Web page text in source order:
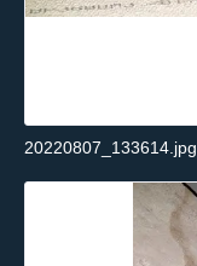
20220807_133614.jpg